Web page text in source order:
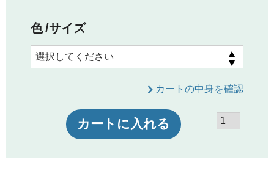
色 サイズ
カートの中身を確認
カートに入れる